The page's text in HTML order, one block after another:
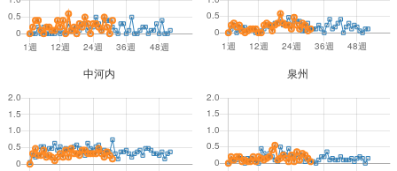
中河内 泉州